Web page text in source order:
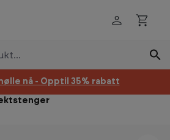
nå - Opptil 35% rabatt